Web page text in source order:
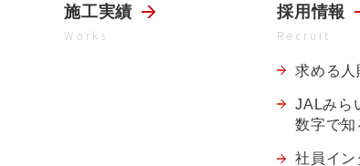
施工実績
Works
採用情報
Recruit
求める人
JALみら
数字で知
社員イン